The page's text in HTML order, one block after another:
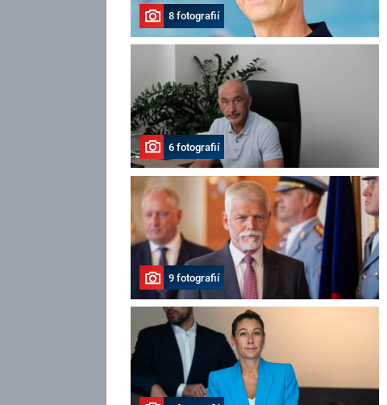
8 fotografií
6 fotografií
9 fotografií